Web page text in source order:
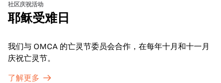
社区庆祝活动
耶稣受难日
我们与 OMCA 的亡灵节委员会合作，在每年十月和十一月
庆祝亡灵节。
了解更多